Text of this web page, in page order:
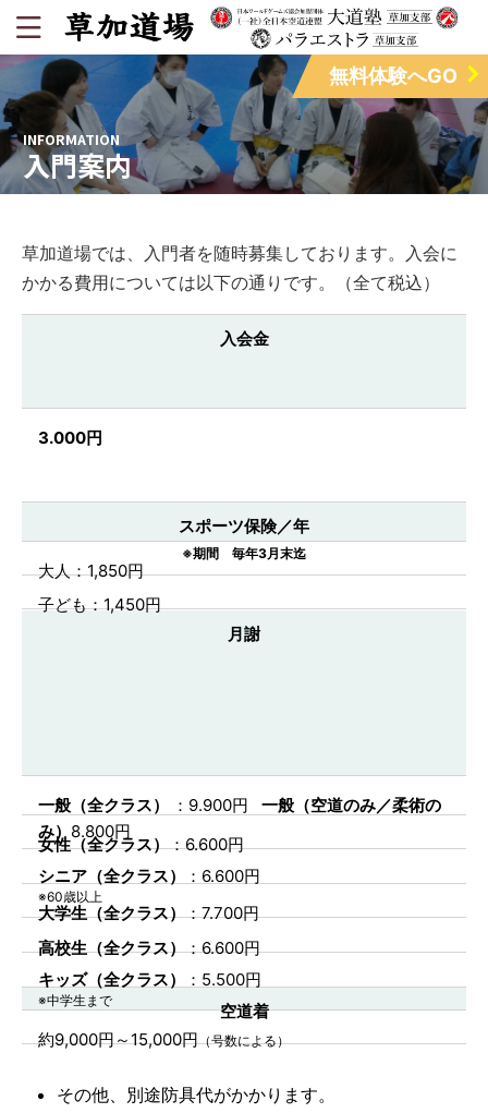
無料体験へGO
INFORMATION
入門案内
草加道場では、入門者を随時募集しております。入会に
かかる費用については以下の通りです。（全て税込）
入会金
3.000円
スポーツ保険／年
※期間 毎年3月末迄
大人：1,850円
子ども：1,450円
月謝
一般（全クラス） ：9.900円 一般（空道のみ／柔術の
み） 8.800円
女性（全クラス）：6.600円
シニア（全クラス）
：6.600円
※60歳以上
大学生（全クラス）：7.700円
高校生（全クラス）：6.600円
キッズ（全クラス）
：5.500円
※中学生まで
空道着
約9,000円～15,000円（号数による）
その他、別途防具代がかかります。